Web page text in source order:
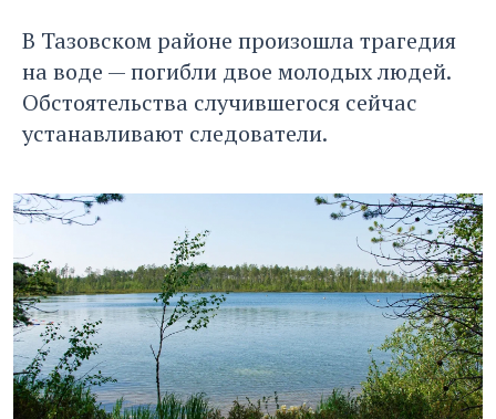
В Тазовском районе произошла трагедия
на воде — погибли двое молодых людей.
Обстоятельства случившегося сейчас
устанавливают следователи.